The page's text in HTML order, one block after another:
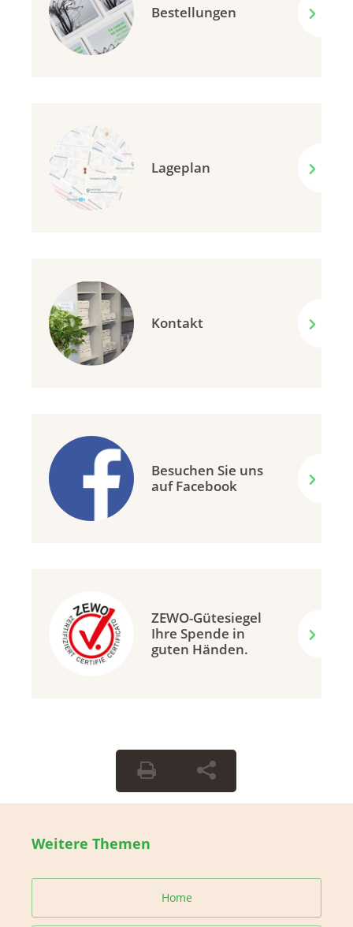
Bestellungen
Lageplan
Kontakt
Besuchen Sie uns
auf Facebook
ZEWO-Gütesiegel
Ihre Spende in
guten Händen.
Weitere Themen
Home